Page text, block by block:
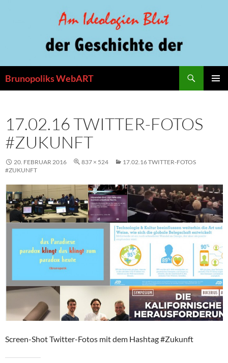
Brunopoliks WebART
17.02.16 TWITTER-FOTOS
#ZUKUNFT
20. FEBRUAR 2016 837 × 524
17.02.16 TWITTER-FOTOS
#ZUKUNFT
Screen-Shot Twitter-Fotos mit dem Hashtag #Zukunft